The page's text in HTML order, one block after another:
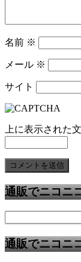
名前 ※
メール ※
サイト
上に表示された
通販でニコニ
通販でニコニ